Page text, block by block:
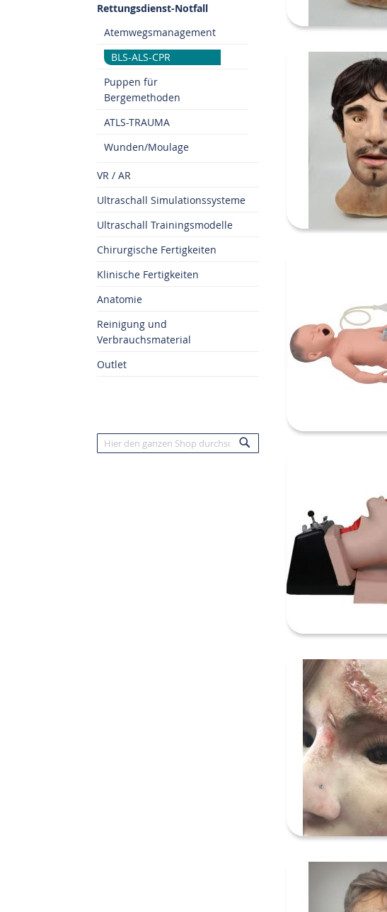
Rettungsdienst-Notfall
Atemwegsmanagement
BLS-ALS-CPR
Puppen für
Bergemethoden
ATLS-TRAUMA
Wunden/Moulage
VR / AR
Ultraschall Simulationssysteme
Ultraschall Trainingsmodelle
Chirurgische Fertigkeiten
Klinische Fertigkeiten
Anatomie
Reinigung und
Verbrauchsmaterial
Outlet
Suche